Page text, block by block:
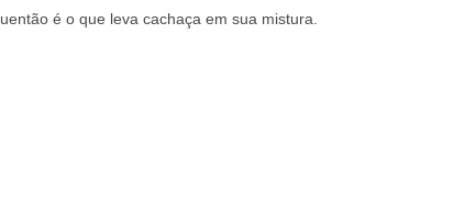
é o que leva cachaça em sua mistura.